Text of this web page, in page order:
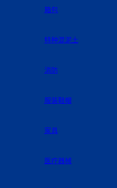
箱包
特种混泥土
消防
服装鞋帽
家具
医疗器械
们发展的第一动力，欢迎